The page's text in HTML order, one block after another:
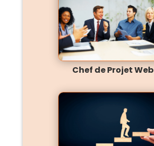
Chef de Projet Web